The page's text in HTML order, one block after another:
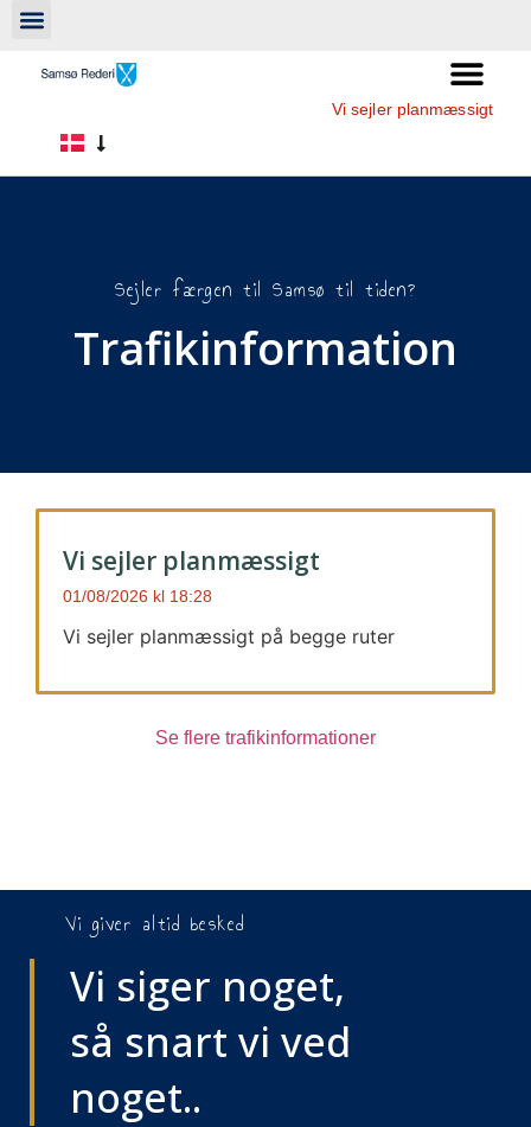
Vi sejler planmæssigt
Sejler færgen til Samsø til tiden?
Trafikinformation
Vi sejler planmæssigt
01/08/2026 18:28
Vi sejler planmæssigt på begge ruter
Se flere trafikinformationer
Vi giver altid besked
Vi siger noget,
så snart vi ved
noget..